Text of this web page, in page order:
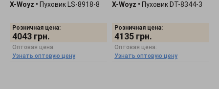
X-Woyz • Пуховик LS-8918-8
Розничная цена:
4043 грн.
Оптовая цена:
Узнать оптовую цену
X-Woyz • Пуховик DT-8344-3
Розничная цена:
4135 грн.
Оптовая цена:
Узнать оптовую цену